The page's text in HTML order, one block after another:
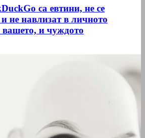
са евтини, не се
не навлизат в личното
вашето, и чуждото